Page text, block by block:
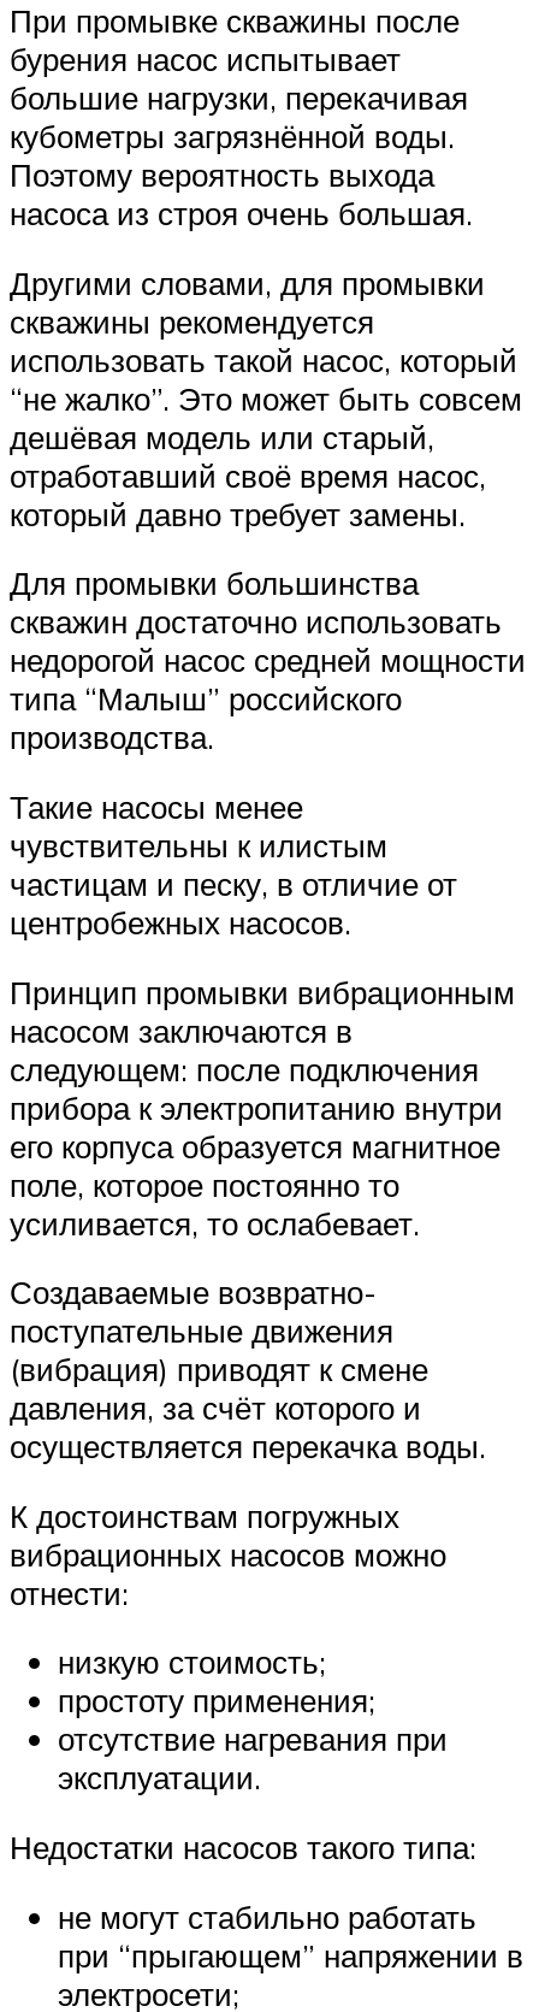
При промывке скважины после
бурения насос испытывает
большие нагрузки, перекачивая
кубометры загрязнённой воды.
Поэтому вероятность выхода
насоса из строя очень большая.
Другими словами, для промывки
скважины рекомендуется
использовать такой насос, который
“не жалко”. Это может быть совсем
дешёвая модель или старый,
отработавший своё время насос,
который давно требует замены.
Для промывки большинства
скважин достаточно использовать
недорогой насос средней мощности
типа “Малыш” российского
производства.
Такие насосы менее
чувствительны к илистым
частицам и песку, в отличие от
центробежных насосов.
Принцип промывки вибрационным
насосом заключаются в
следующем: после подключения
прибора к электропитанию внутри
его корпуса образуется магнитное
поле, которое постоянно то
усиливается, то ослабевает.
Создаваемые возвратно-
поступательные движения
(вибрация) приводят к смене
давления, за счёт которого и
осуществляется перекачка воды.
К достоинствам погружных
вибрационных насосов можно
отнести:
низкую стоимость;
простоту применения;
отсутствие нагревания при
эксплуатации.
Недостатки насосов такого типа:
не могут стабильно работать
при “прыгающем” напряжении в
электросети;